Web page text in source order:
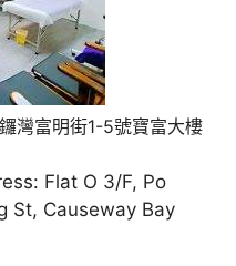
灣富明街1-5號寶富大樓
Flat O 3/F, Po
St, Causeway Bay